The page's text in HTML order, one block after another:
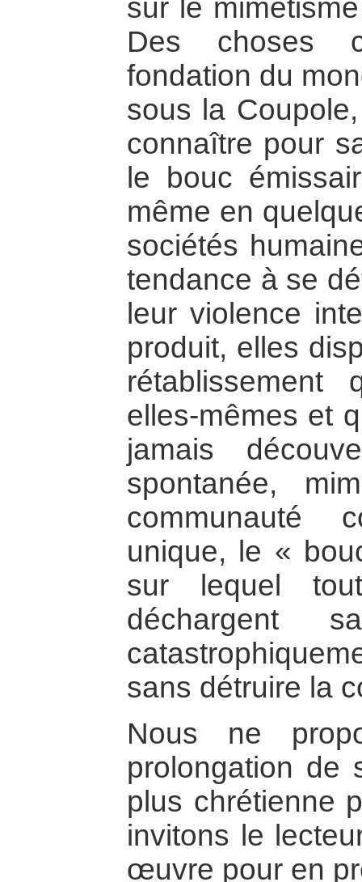
sur le
Des choses
fondation du
sous la
connaître pour
le bouc
même en
sociétés
tendance à se
leur violence
produit, elles
elles-mêmes et
jamais
spontanée,
communauté
unique, le «
sur lequel
déchargent
sans détruire la
Nous ne
prolongation de
plus chrétienne
invitons le
œuvre pour en